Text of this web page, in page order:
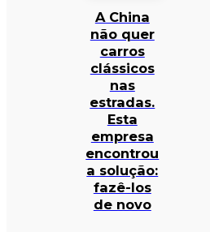
A China
não quer
carros
clássicos
nas
estradas.
Esta
empresa
encontrou
a solução:
fazê-los
de novo